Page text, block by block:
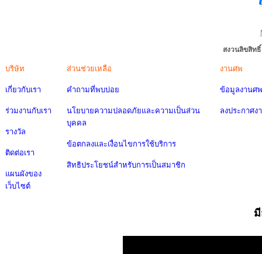
สงวนลิขสิท
บริษัท
เกี่ยวกับเรา
ร่วมงานกับเรา
รางวัล
ติดต่อเรา
แผนผังของ
เว็บไซต์
ส่วนช่วยเหลือ
คำถามที่พบบ่อย
นโยบายความปลอดภัยและความเป็นส่วน
บุคคล
ข้อตกลงและเงื่อนไขการใช้บริการ
สิทธิประโยชน์สำหรับการเป็นสมาชิก
งานศพ
ข้อมูลงานศพ
ลงประกาศง